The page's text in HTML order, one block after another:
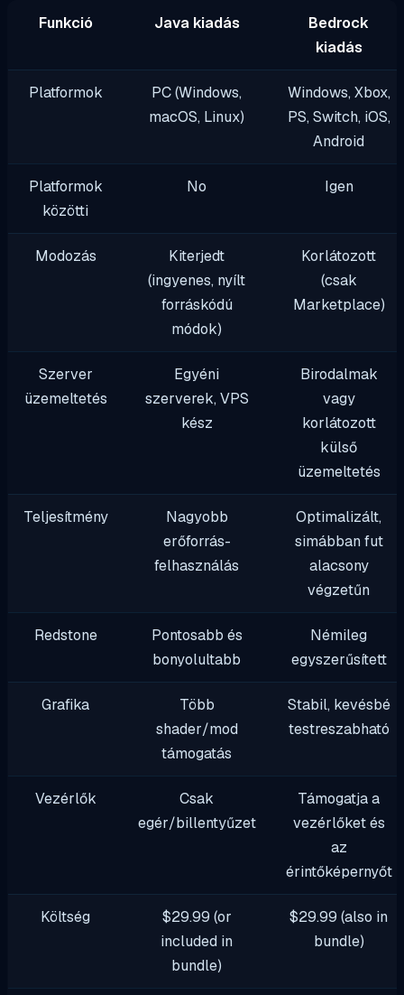
Funkció Java kiadás
Bedrock
kiadás
Platformok
PC (Windows,
macOS, Linux)
Windows, Xbox,
PS, Switch, iOS,
Android
Platformok
közötti
No Igen
Modozás
Kiterjedt
(ingyenes, nyílt
forráskódú
módok)
Korlátozott
(csak
Marketplace)
Szerver
üzemeltetés
Egyéni
szerverek, VPS
kész
Birodalmak
vagy
korlátozott
külső
üzemeltetés
Teljesítmény
Nagyobb
erőforrás-
felhasználás
Optimalizált,
simábban fut
alacsony
végzetűn
Redstone
Pontosabb és
bonyolultabb
Némileg
egyszerűsített
Grafika
Több
shader/mod
támogatás
Stabil, kevésbé
testreszabható
Vezérlők
Csak
egér/billentyűzet
Támogatja a
vezérlőket és
az
érintőképernyőt
Költség
$29.99 (or
included in
bundle)
$29.99 (also in
bundle)